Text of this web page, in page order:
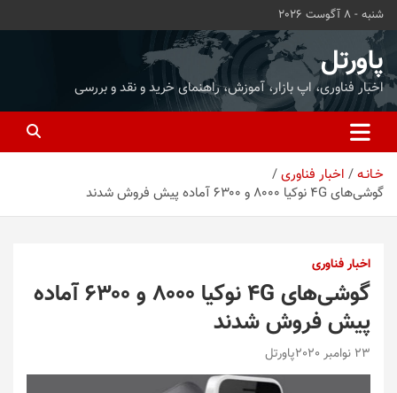
محتوا
بروید
شنبه - 8 آگوست 2026
پاورتل
اخبار فناوری، اپ بازار، آموزش، راهنمای خرید و نقد و بررسی
خـانـه
اخبار فناوری
گوشی‌های ۴G نوکیا ۸۰۰۰ و ۶۳۰۰ آماده پیش فروش شدند
اخبار فناوری
گوشی‌های ۴G نوکیا ۸۰۰۰ و ۶۳۰۰ آماده
پیش فروش شدند
23 نوامبر 2020 پاورتل